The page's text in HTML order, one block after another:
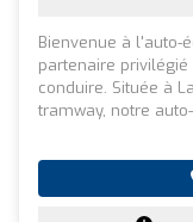
Bienvenue à l'auto-
partenaire
conduire. Située à
tramway, notre